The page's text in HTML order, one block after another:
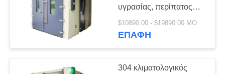
υγρασίας, περίπατος
συνήθειας στην
περιβαλλοντική αίθουσα
ΕΠΑΦΉ
304 κλιματολογικός